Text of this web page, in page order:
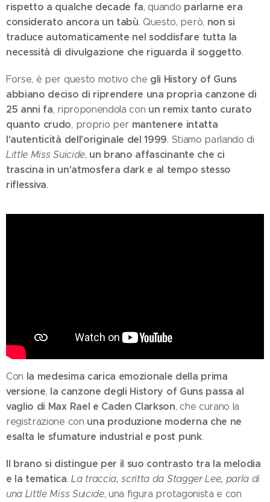
rispetto a qualche decade fa, quando parlarne era
considerato ancora un tabù. Questo, però, non si
traduce automaticamente nel soddisfare tutta la
necessità di divulgazione che riguarda il soggetto.
Forse, è per questo motivo che gli History of Guns
abbiano deciso di riprendere una propria canzone di
25 anni fa, riproponendola con un remix tanto curato
quanto crudo, proprio per mantenere intatta
l'autenticità dell'originale del 1999. Stiamo parlando di
Little Miss Suicide, un brano affascinante che ci
trascina in un'atmosfera dark e al tempo stesso
riflessiva.
Con la medesima carica emozionale della prima
versione, la canzone degli History of Guns passa al
vaglio di Max Rael e Caden Clarkson, che curano la
registrazione con una produzione moderna che ne
esalta le sfumature industrial e post punk.
Il brano si distingue per il suo contrasto tra la melodia
e la tematica.La traccia, scritta da Stagger Lee, parla di
una Little Miss Suicide, una figura protagonista e con